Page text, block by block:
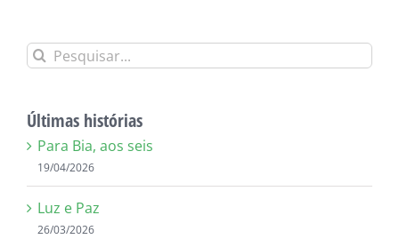
Buscar
Últimas histórias
Para Bia, aos seis
19/04/2026
Luz e Paz
26/03/2026